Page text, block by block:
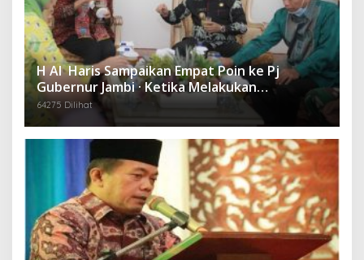
H Al Haris Sampaikan Empat Poin ke Pj
Gubernur Jambi · Ketika Melakukan
Kunjungan Kerja ke Merangin
64275 Dilihat